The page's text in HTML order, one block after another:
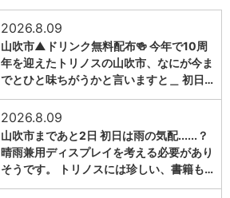
2026.8.09
山吹市▲ドリンク無料配布🍻 今年で10周
年を迎えたトリノスの山吹市、なにが今ま
でとひと味ちがうかと言いますと＿ 初日…
2026.8.09
山吹市まであと2日 初日は雨の気配......？
晴雨兼用ディスプレイを考える必要があり
そうです。 トリノスには珍しい、書籍も…